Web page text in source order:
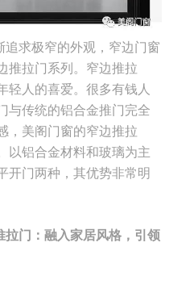
求极窄的外观，窄边门窗
推拉门系列。窄边推拉
轻人的喜爱。很多有钱人
与传统的铝合金推门完全
，美阁门窗的窄边推拉
以铝合金材料和玻璃为主
开门两种，其优势非常明
门：融入家居风格，引领